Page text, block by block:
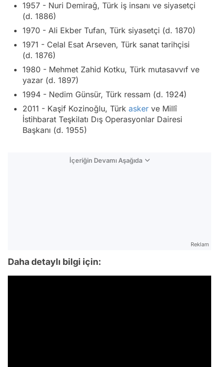
1957 - Nuri Demirağ, Türk iş insanı ve siyasetçi
(d. 1886)
1970 - Ali Ekber Tufan, Türk siyasetçi (d. 1870)
1971 - Celal Esat Arseven, Türk sanat tarihçisi
(d. 1876)
1980 - Mehmet Zahid Kotku, Türk mutasavvıf ve
yazar (d. 1897)
1994 - Nedim Günsür, Türk ressam (d. 1924)
2011 - Kaşif Kozinoğlu, Türk asker ve Millî
İstihbarat Teşkilatı Dış Operasyonlar Dairesi
Başkanı (d. 1955)
İçeriğin Devamı Aşağıda
Reklam
Daha detaylı bilgi için: